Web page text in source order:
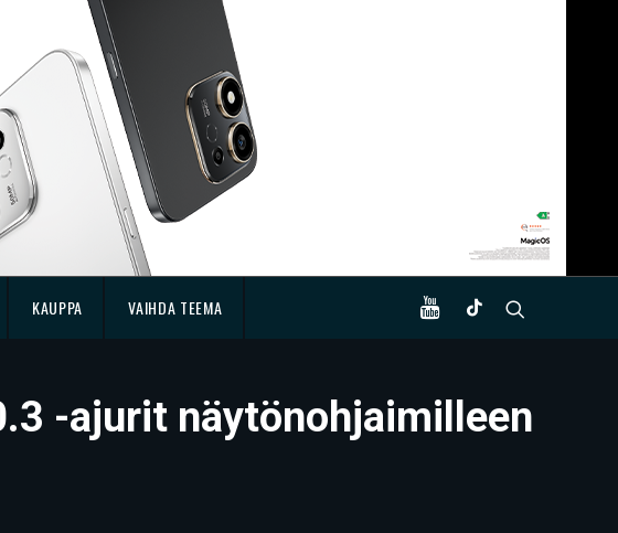
KAUPPA VAIHDA TEEMA
-ajurit näytönohjaimilleen